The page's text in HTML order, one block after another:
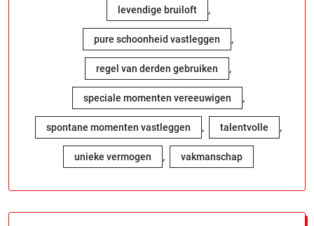
levendige bruiloft ,
pure schoonheid vastleggen ,
regel van derden gebruiken ,
speciale momenten vereeuwigen ,
spontane momenten vastleggen , talentvolle ,
unieke vermogen , vakmanschap